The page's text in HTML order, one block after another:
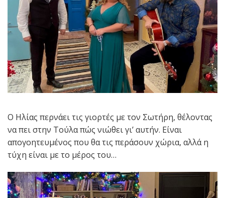
Ο Ηλίας περνάει τις γιορτές με τον Σωτήρη, θέλοντας
να πει στην Τούλα πώς νιώθει γι’ αυτήν. Είναι
απογοητευμένος που θα τις περάσουν χώρια, αλλά η
τύχη είναι με το μέρος του…